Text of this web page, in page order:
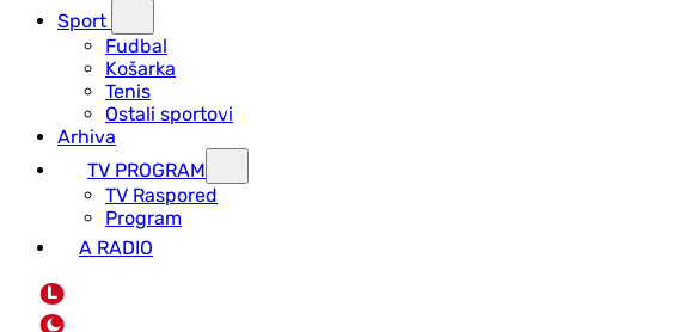
Sport
Fudbal
Košarka
Tenis
Ostali sportovi
Arhiva
TV PROGRAM
ТV Raspored
Program
A RADIO
L